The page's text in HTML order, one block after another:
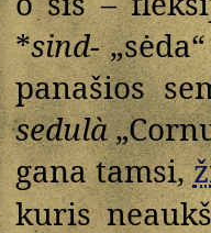
*sind-
panašios
sedulà
gana tamsi,
kuris